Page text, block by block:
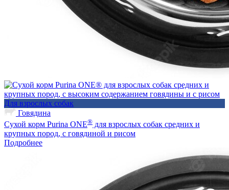
Для взрослых собак
Говядина
Сухой корм Purina ONE® для взрослых собак средних и
крупных пород, с говядиной и рисом
Подробнее